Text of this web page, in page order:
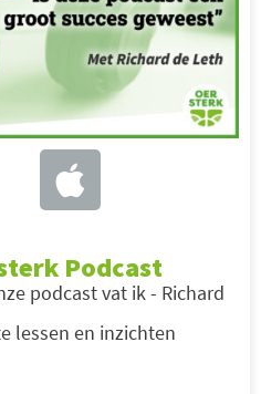
Podcast
podcast vat ik - Richard
lessen en inzichten